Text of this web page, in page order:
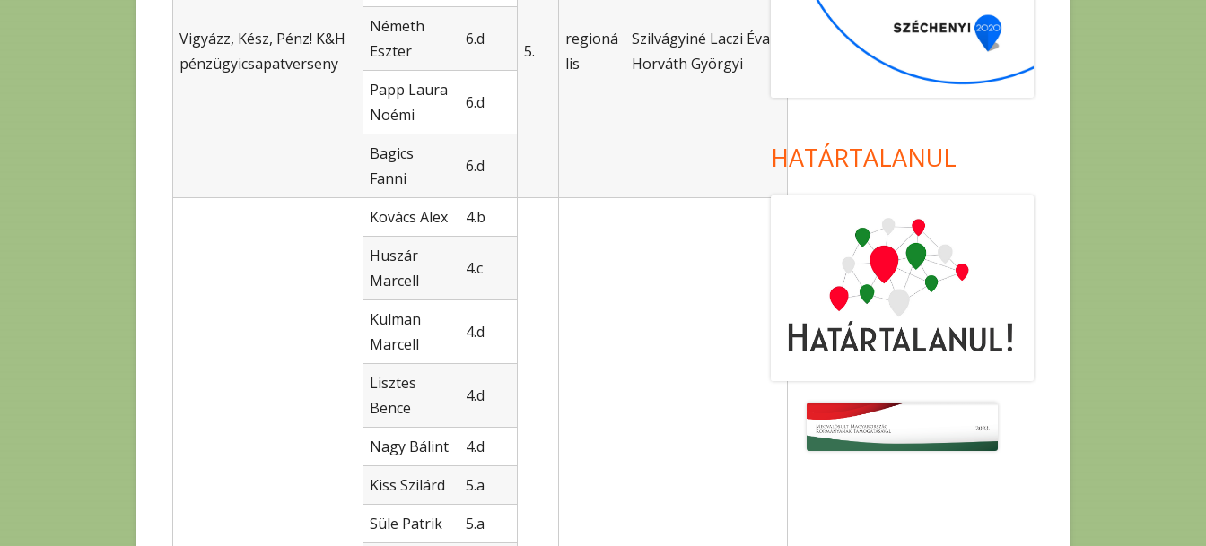
Vigyázz, Kész, Pénz! K&H
pénzügyicsapatverseny
5.
regioná
lis
Szilvágyiné Laczi Éva
Horváth Györgyi
Németh
Eszter
6.d
Papp Laura
Noémi
6.d
Bagics
Fanni
6.d
Kovács Alex
4.b
Huszár
Marcell
4.c
Kulman
Marcell
4.d
Lisztes
Bence
4.d
Nagy Bálint
4.d
Kiss Szilárd
5.a
Süle Patrik
5.a
HATÁRTALANUL